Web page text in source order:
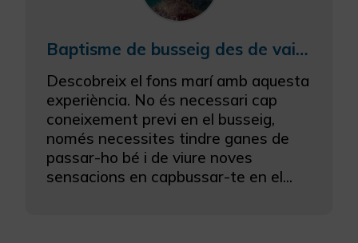
Baptisme de busseig des de vaixell a Santa Pola
Descobreix el fons marí amb aquesta
experiència. No és necessari cap
coneixement previ en el busseig,
només necessites tindre ganes de
passar-ho bé i de viure noves
sensacions en capbussar-te en el...